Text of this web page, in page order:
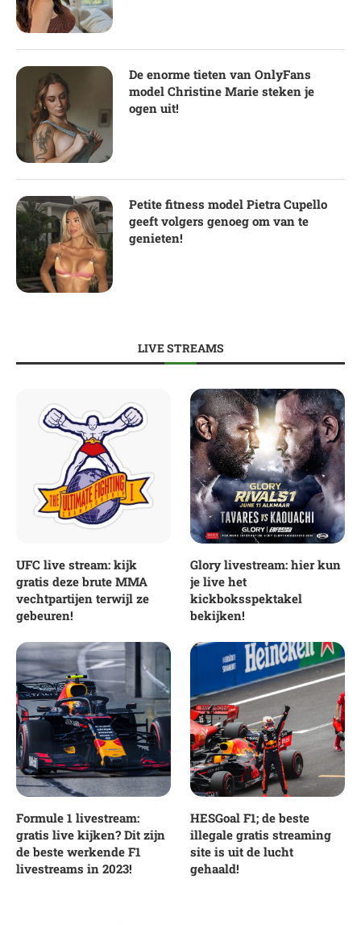
De enorme tieten van OnlyFans
model Christine Marie steken je
ogen uit!
Petite fitness model Pietra Cupello
geeft volgers genoeg om van te
genieten!
LIVE STREAMS
UFC live stream: kijk
gratis deze brute MMA
vechtpartijen terwijl ze
gebeuren!
Glory livestream: hier kun
je live het
kickboksspektakel
bekijken!
Formule 1 livestream:
gratis live kijken? Dit zijn
de beste werkende F1
livestreams in 2023!
HESGoal F1; de beste
illegale gratis streaming
site is uit de lucht
gehaald!